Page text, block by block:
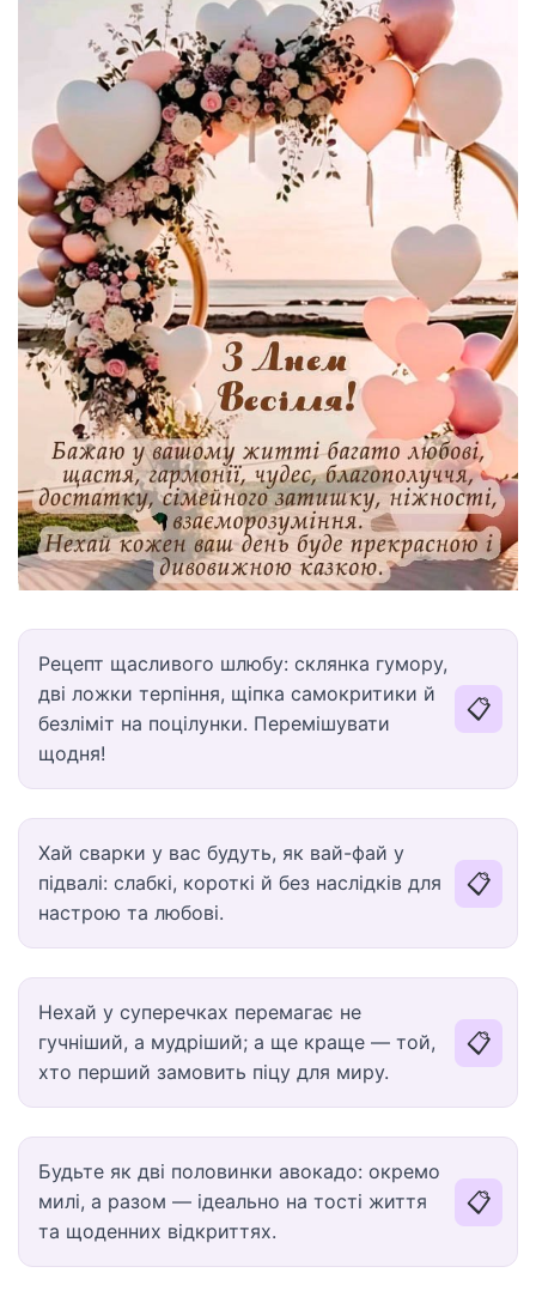
Рецепт щасливого шлюбу: склянка гумору,
дві ложки терпіння, щіпка самокритики й
безліміт на поцілунки. Перемішувати
щодня!
📋
Хай сварки у вас будуть, як вай-фай у
підвалі: слабкі, короткі й без наслідків для
настрою та любові.
📋
Нехай у суперечках перемагає не
гучніший, а мудріший; а ще краще — той,
хто перший замовить піцу для миру.
📋
Будьте як дві половинки авокадо: окремо
милі, а разом — ідеально на тості життя
та щоденних відкриттях.
📋